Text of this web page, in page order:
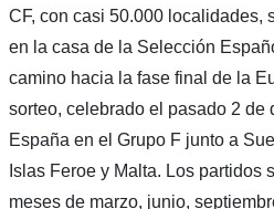
CF, con casi 50.000 localidades,
en la casa de la Selección
camino hacia la fase final de la
sorteo, celebrado el pasado 2 de
España en el Grupo F junto a
Islas Feroe y Malta. Los partidos
meses de marzo, junio,